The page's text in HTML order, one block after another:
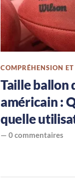
COMPRÉHENSION
Taille ballon
américain :
quelle
— 0 commentaires